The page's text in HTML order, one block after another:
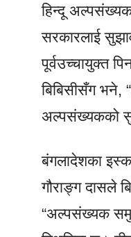
हिन्दू
सरकारलाई
पूर्वउच्चायुक्त
बिबिसीसँग भने,
अल्पसंख्यकको
बंगलादेशका
गौराङ्ग दासले
“अल्पसंख्यक